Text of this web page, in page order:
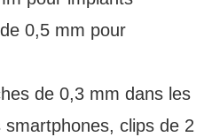
0,5 mm pour
de 0,3 mm dans les
clips de 2